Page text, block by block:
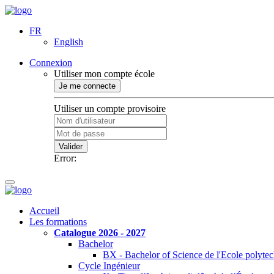
FR
English
Connexion
Utiliser mon compte école
Je me connecte
Utiliser un compte provisoire
Valider
Error:
Accueil
Les formations
Catalogue 2026 - 2027
Bachelor
BX - Bachelor of Science de l'Ecole
Cycle Ingénieur